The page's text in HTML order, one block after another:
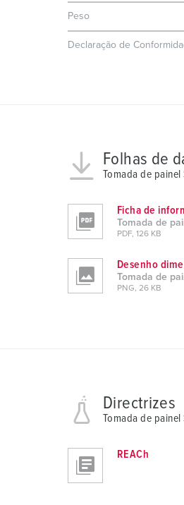
Peso
Declaração de
Folhas de
Tomada de painel
Ficha de
Tomada de
PDF, 126 KB
Desenho
Tomada de
PNG, 26 KB
Directrizes
Tomada de painel
REACh